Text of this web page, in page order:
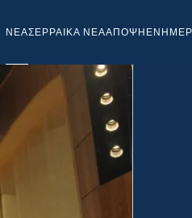
NEAΣΕΡΡΑΙΚΑ ΝΕΑΑΠΟΨΗ